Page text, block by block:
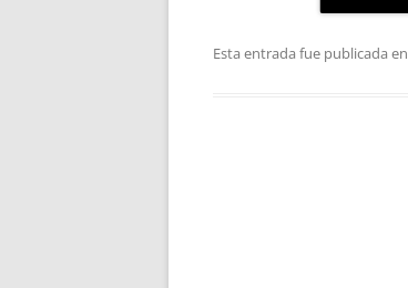
Esta entrada fue publicada en